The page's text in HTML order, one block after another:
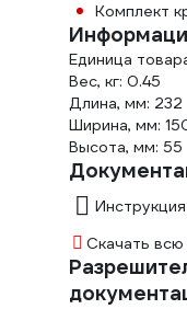
Комплект
Единица
Вес, кг: 0.45
Длина, мм: 232
Ширина, мм:
Высота, мм: 55
Скачать